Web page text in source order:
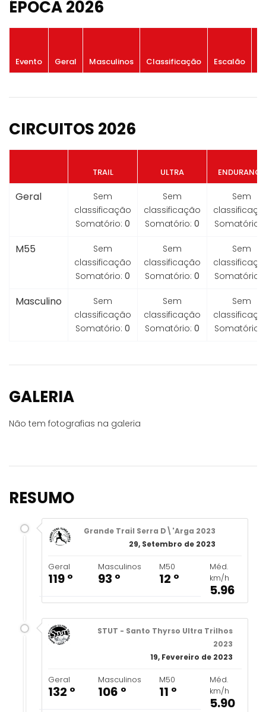
ÉPOCA 2026
Evento Geral Masculinos Classificação Escalão
CIRCUITOS 2026
TRAIL ULTRA ENDURANCE
Geral
Sem
classificação
Somatório: 0
Sem
classificação
Somatório: 0
Sem
Somatório:
M55
Sem
classificação
Somatório: 0
Sem
classificação
Somatório: 0
Sem
Somatório:
Masculino
Sem
classificação
Somatório: 0
Sem
classificação
Somatório: 0
Sem
Somatório:
GALERIA
Não tem fotografias na galeria
RESUMO
Grande Trail Serra D\'Arga 2023
29, Setembro de 2023
Geral
119 º
Masculinos
93 º
M50
12 º
Méd.
km/h
5.96
STUT - Santo Thyrso Ultra Trilhos
2023
19, Fevereiro de 2023
Geral
132 º
Masculinos
106 º
M50
11 º
Méd.
km/h
5.90